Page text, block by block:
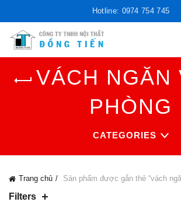
Hotline: 0974 754 745
VÁCH NGĂN
PHÒNG
CATEGORIES
Trang chủ Sản phẩm được gắn thẻ “vách
Filters